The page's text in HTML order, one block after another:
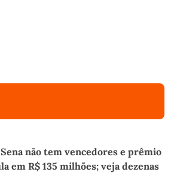
não tem vencedores e prêmio
em R$ 135 milhões; veja dezenas